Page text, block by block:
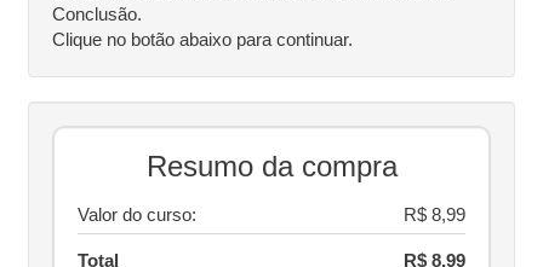
Conclusão.
Clique no botão abaixo para continuar.
Resumo da compra
Valor do curso: R$ 8,99
Total R$ 8,99